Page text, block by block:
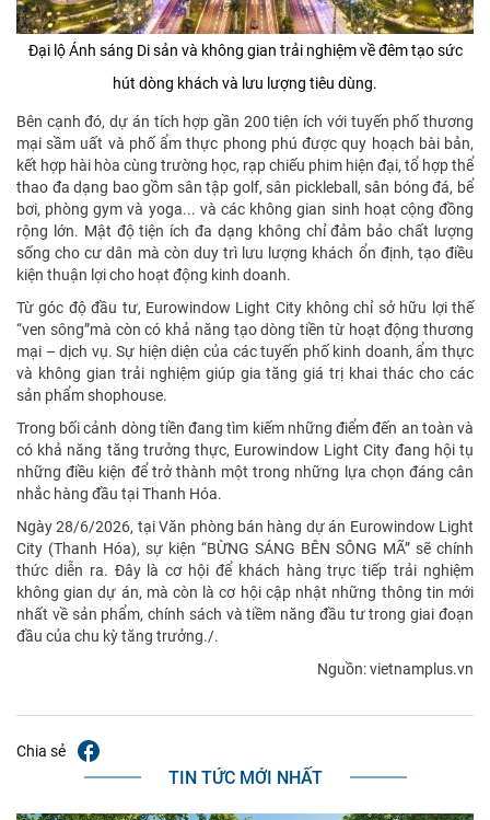
Đại lộ Ánh sáng Di sản và không gian trải nghiệm về đêm tạo sức
hút dòng khách và lưu lượng tiêu dùng.
Bên cạnh đó, dự án tích hợp gần 200 tiện ích với tuyến phố thương
mại sầm uất và phố ẩm thực phong phú được quy hoạch bài bản,
kết hợp hài hòa cùng trường học, rạp chiếu phim hiện đại, tổ hợp thể
thao đa dạng bao gồm sân tập golf, sân pickleball, sân bóng đá, bể
bơi, phòng gym và yoga... và các không gian sinh hoạt cộng đồng
rộng lớn. Mật độ tiện ích đa dạng không chỉ đảm bảo chất lượng
sống cho cư dân mà còn duy trì lưu lượng khách ổn định, tạo điều
kiện thuận lợi cho hoạt động kinh doanh.
Từ góc độ đầu tư, Eurowindow Light City không chỉ sở hữu lợi thế
“ven sông”mà còn có khả năng tạo dòng tiền từ hoạt động thương
mại – dịch vụ. Sự hiện diện của các tuyến phố kinh doanh, ẩm thực
và không gian trải nghiệm giúp gia tăng giá trị khai thác cho các
sản phẩm shophouse.
Trong bối cảnh dòng tiền đang tìm kiếm những điểm đến an toàn và
có khả năng tăng trưởng thực, Eurowindow Light City đang hội tụ
những điều kiện để trở thành một trong những lựa chọn đáng cân
nhắc hàng đầu tại Thanh Hóa.
Ngày 28/6/2026, tại Văn phòng bán hàng dự án Eurowindow Light
City (Thanh Hóa), sự kiện “BỪNG SÁNG BÊN SÔNG MÃ” sẽ chính
thức diễn ra. Đây là cơ hội để khách hàng trực tiếp trải nghiệm
không gian dự án, mà còn là cơ hội cập nhật những thông tin mới
nhất về sản phẩm, chính sách và tiềm năng đầu tư trong giai đoạn
đầu của chu kỳ tăng trưởng./.
Nguồn: vietnamplus.vn
Chia sẻ
TIN TỨC MỚI NHẤT